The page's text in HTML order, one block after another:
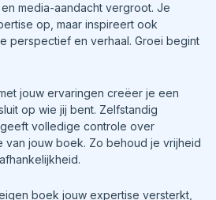
media-aandacht vergroot. Je
op, maar inspireert ook
perspectief en verhaal. Groei begint
jouw ervaringen creëer je een
op wie jij bent. Zelfstandig
volledige controle over
van jouw boek. Zo behoud je vrijheid
boek jouw expertise versterkt,